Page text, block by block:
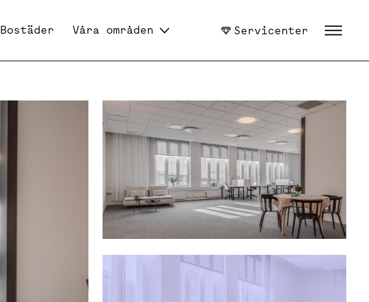
Bostäder Våra områden Servicenter